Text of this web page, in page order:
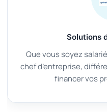
Solutions
Que vous soyez
chef d’entreprise,
financer vos